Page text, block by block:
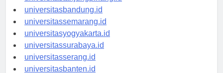
universitastanjungpinang.id
universitasbandung.id
universitassemarang.id
universitasyogyakarta.id
universitassurabaya.id
universitasserang.id